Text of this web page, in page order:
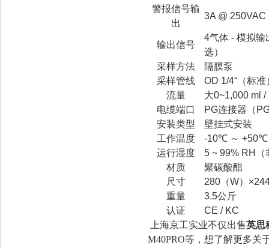
警报信号输
出
3A @
输出信号
4气体 - 模拟输
选）
采样方法
隔膜泵
采样管线
OD 1/4“（标准
流量
大0~1,000 ml
电缆端口
PG连接器（
安装类型
壁挂式安装
工作温度
-10℃ ～ +50℃
运行湿度
5 ~ 99% RH（
材质
聚碳酸酯
尺寸
280（W）
重量
3.5公斤
认证
CE / KC
上海京工实业不仅出售英思
M40PRO等，想了解更多关